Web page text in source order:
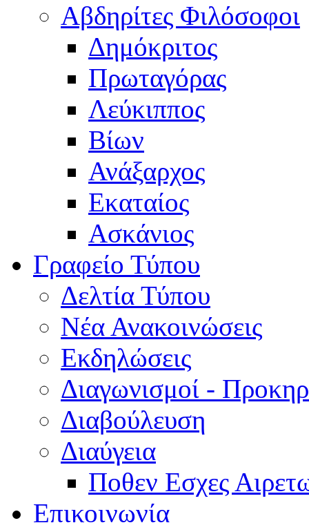
Αβδηρίτες Φιλόσοφοι
Δημόκριτος
Πρωταγόρας
Λεύκιππος
Βίων
Ανάξαρχος
Εκαταίος
Ασκάνιος
Γραφείο Τύπου
Δελτία Τύπου
Νέα Ανακοινώσεις
Εκδηλώσεις
Διαγωνισμοί -
Διαβούλευση
Διαύγεια
Ποθεν Εσχες
Επικοινωνία